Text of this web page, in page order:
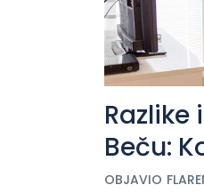
Beču:
OBJAVIO